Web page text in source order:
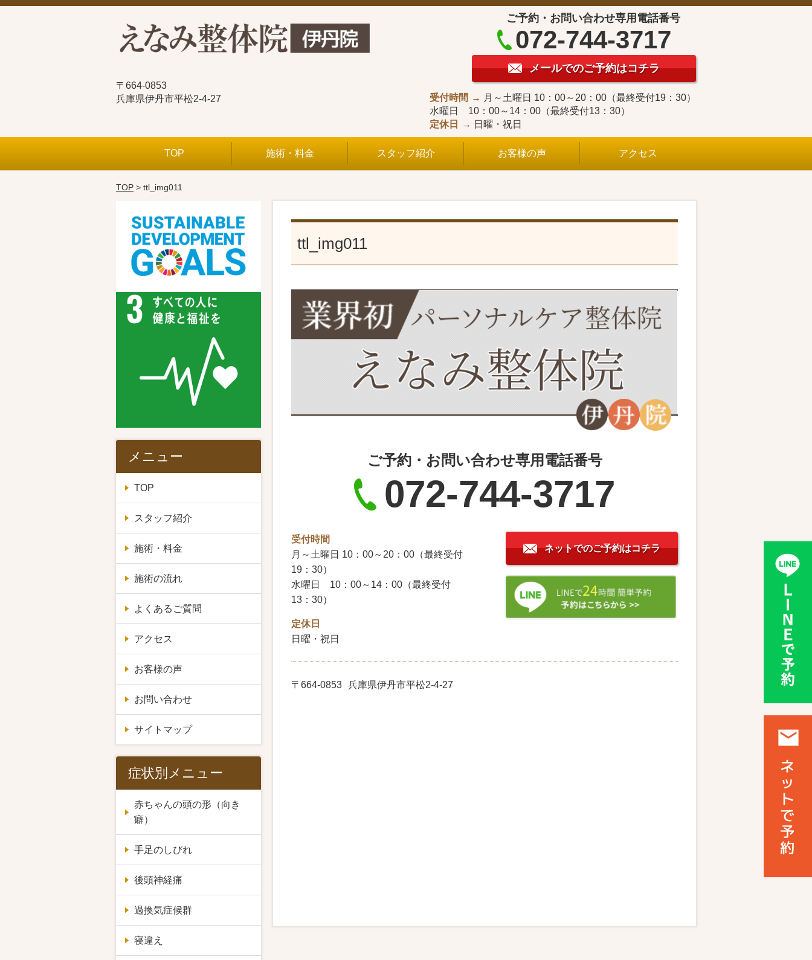
〒664-0853
兵庫県伊丹市平松2-4-27
ご予約・お問い合わせ専用電話番号
072-744-3717
メールでのご予約はコチラ
受付時間
月～土曜日 10：00～20：00（最終受付19：30）
水曜日 10：00～14：00（最終受付13：30）
定休日
日曜・祝日
TOP 施術・料金 スタッフ紹介 お客様の声 アクセス
TOP > ttl_img011
ttl_img011
ご予約・お問い合わせ専用電話番号
072-744-3717
ネットでのご予約はコチラ
受付時間
月～土曜日 10：00～20：00（最終受付
19：30）
水曜日 10：00～14：00（最終受付
13：30）
定休日
日曜・祝日
〒664-0853 兵庫県伊丹市平松2-4-27
メニュー
TOP
スタッフ紹介
施術・料金
施術の流れ
よくあるご質問
アクセス
お客様の声
お問い合わせ
サイトマップ
症状別メニュー
赤ちゃんの頭の形（向き
癖）
手足のしびれ
後頭神経痛
過換気症候群
寝違え